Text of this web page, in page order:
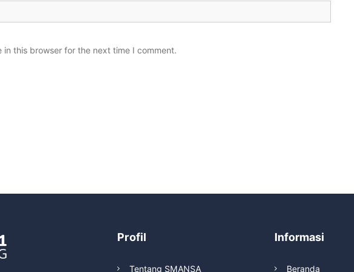
in this browser for the next time I comment.
Profil
Tentang SMANSA
Informasi
Beranda